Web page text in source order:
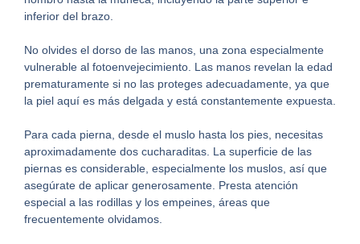
inferior del brazo.
No olvides el dorso de las manos, una zona especialmente
vulnerable al fotoenvejecimiento. Las manos revelan la edad
prematuramente si no las proteges adecuadamente, ya que
la piel aquí es más delgada y está constantemente expuesta.
Para cada pierna, desde el muslo hasta los pies, necesitas
aproximadamente dos cucharaditas. La superficie de las
piernas es considerable, especialmente los muslos, así que
asegúrate de aplicar generosamente. Presta atención
especial a las rodillas y los empeines, áreas que
frecuentemente olvidamos.